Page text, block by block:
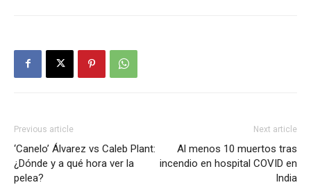
Previous article
‘Canelo’ Álvarez vs Caleb Plant:
¿Dónde y a qué hora ver la
pelea?
Next article
Al menos 10 muertos tras
incendio en hospital COVID en
India